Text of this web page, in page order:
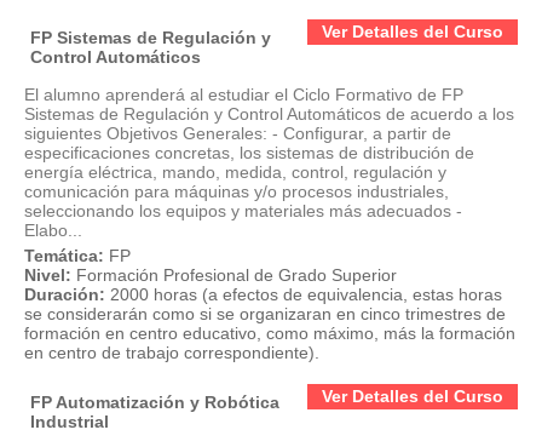
Ver Detalles del Curso
FP Sistemas de Regulación y
Control Automáticos
El alumno aprenderá al estudiar el Ciclo Formativo de FP
Sistemas de Regulación y Control Automáticos de acuerdo a los
siguientes Objetivos Generales: - Configurar, a partir de
especificaciones concretas, los sistemas de distribución de
energía eléctrica, mando, medida, control, regulación y
comunicación para máquinas y/o procesos industriales,
seleccionando los equipos y materiales más adecuados -
Elabo...
Temática: FP
Nivel: Formación Profesional de Grado Superior
Duración: 2000 horas (a efectos de equivalencia, estas horas
se considerarán como si se organizaran en cinco trimestres de
formación en centro educativo, como máximo, más la formación
en centro de trabajo correspondiente).
Ver Detalles del Curso
FP Automatización y Robótica
Industrial